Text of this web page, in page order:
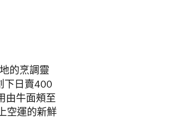
的烹調靈
下日賣400
由牛面頰至
空運的新鮮